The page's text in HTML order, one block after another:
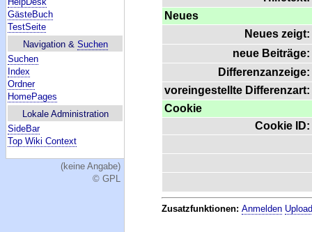
GästeBuch
TestSeite
Navigation & Suchen
Suchen
Index
Ordner
HomePages
Lokale Administration
SideBar
Top Wiki Context
(keine Angabe)
© GPL
Neues
Neues zeigt:
neue Beiträge:
Differenzanzeige:
voreingestellte Differenzart:
Cookie
Cookie ID:
Zusatzfunktionen:Anmelden